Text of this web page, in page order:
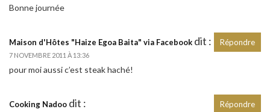
Bonne journée
Maison d'Hôtes "Haize Egoa Baita" via Facebook dit :
7 NOVEMBRE 2011 À 13:36
pour moi aussi c’est steak haché!
Répondre
Cooking Nadoo dit : Répondre